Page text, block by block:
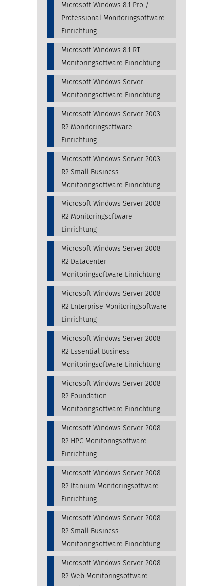
Microsoft Windows 8.1 Pro /
Professional Monitoringsoftware
Einrichtung
Microsoft Windows 8.1 RT
Monitoringsoftware Einrichtung
Microsoft Windows Server
Monitoringsoftware Einrichtung
Microsoft Windows Server 2003
R2 Monitoringsoftware
Einrichtung
Microsoft Windows Server 2003
R2 Small Business
Monitoringsoftware Einrichtung
Microsoft Windows Server 2008
R2 Monitoringsoftware
Einrichtung
Microsoft Windows Server 2008
R2 Datacenter
Monitoringsoftware Einrichtung
Microsoft Windows Server 2008
R2 Enterprise Monitoringsoftware
Einrichtung
Microsoft Windows Server 2008
R2 Essential Business
Monitoringsoftware Einrichtung
Microsoft Windows Server 2008
R2 Foundation
Monitoringsoftware Einrichtung
Microsoft Windows Server 2008
R2 HPC Monitoringsoftware
Einrichtung
Microsoft Windows Server 2008
R2 Itanium Monitoringsoftware
Einrichtung
Microsoft Windows Server 2008
R2 Small Business
Monitoringsoftware Einrichtung
Microsoft Windows Server 2008
R2 Web Monitoringsoftware